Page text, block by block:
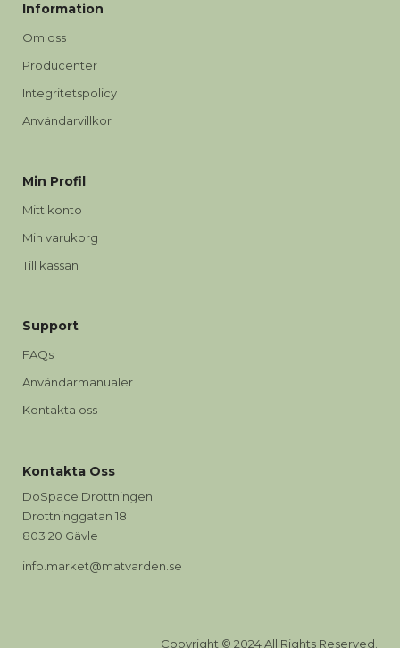
Information
Om oss
Producenter
Integritetspolicy
Användarvillkor
Min Profil
Mitt konto
Min varukorg
Till kassan
Support
FAQs
Användarmanualer
Kontakta oss
Kontakta Oss
DoSpace Drottningen
Drottninggatan 18
803 20 Gävle
info.market@matvarden.se
Copyright © 2024 All Rights Reserved.